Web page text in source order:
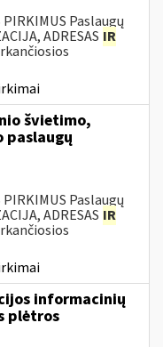
PIRKIMUS Paslaugų
ADRESAS IR
švietimo,
paslaugų
PIRKIMUS Paslaugų
ADRESAS IR
informacinių
plėtros